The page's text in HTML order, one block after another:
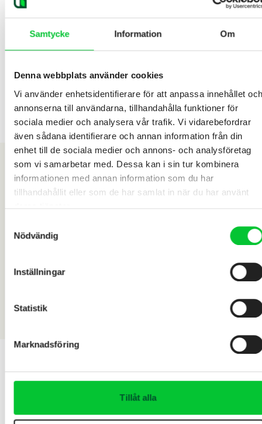
Samtycke Information Om
Denna webbplats använder cookies
Vi använder enhetsidentifierare för att anpassa innehållet och
annonserna till användarna, tillhandahålla funktioner för
sociala medier och analysera vår trafik. Vi vidarebefordrar
även sådana identifierare och annan information från din
enhet till de sociala medier och annons- och analysföretag
som vi samarbetar med. Dessa kan i sin tur kombinera
informationen med annan information som du har
tillhandahållit eller som de har samlat in när du har använt
Nödvändig
Inställningar
Statistik
Marknadsföring
Tillåt alla